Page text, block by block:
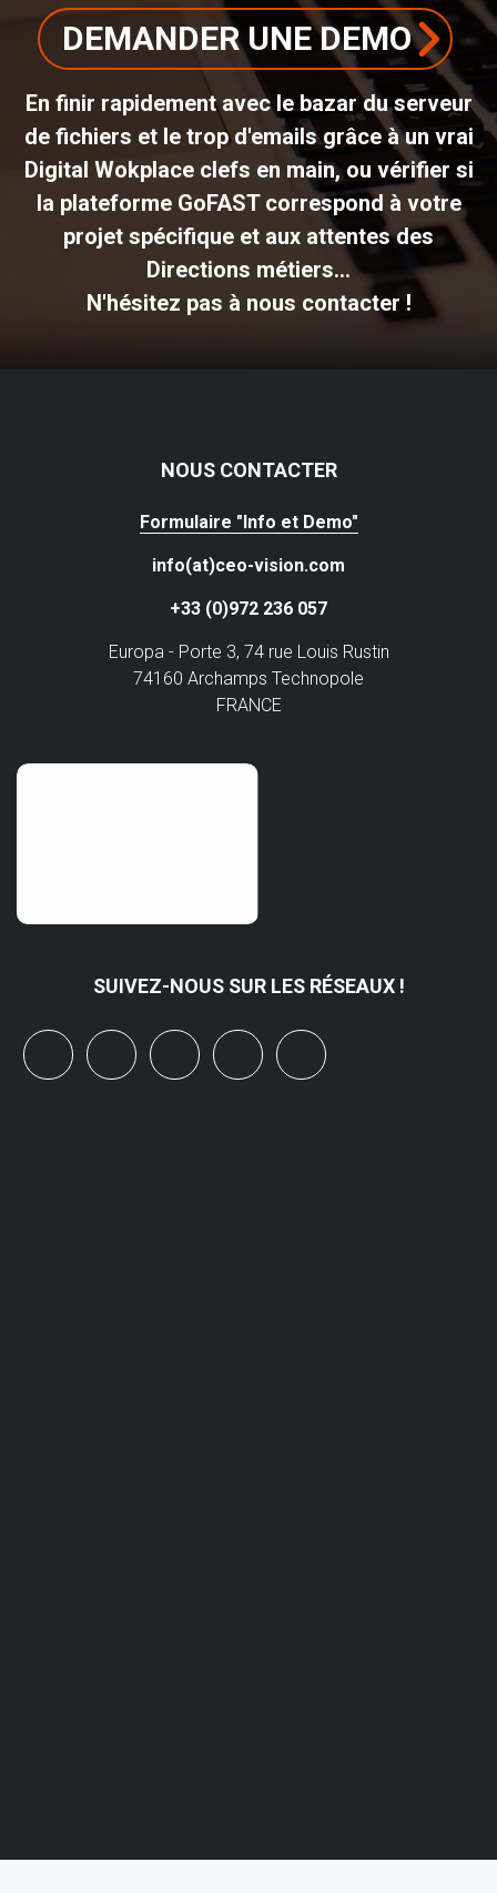
DEMANDER UNE DEMO
En finir rapidement avec le bazar du serveur
de fichiers et le trop d'emails grâce à un vrai
Digital Wokplace clefs en main, ou vérifier si
la plateforme GoFAST correspond à votre
projet spécifique et aux attentes des
Directions métiers...
N'hésitez pas à nous contacter !
NOUS CONTACTER
Formulaire "Info et Demo"
info(at)ceo-vision.com
+33 (0)972 236 057
Europa - Porte 3, 74 rue Louis Rustin
74160 Archamps Technopole
FRANCE
SUIVEZ-NOUS SUR LES RÉSEAUX !
linkedinyoutubebluesky mastodon